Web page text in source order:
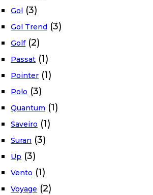
Gol (3)
Gol Trend (3)
Golf (2)
Passat (1)
Pointer (1)
Polo (3)
Quantum (1)
Saveiro (1)
Suran (3)
Up (3)
Vento (1)
Voyage (2)